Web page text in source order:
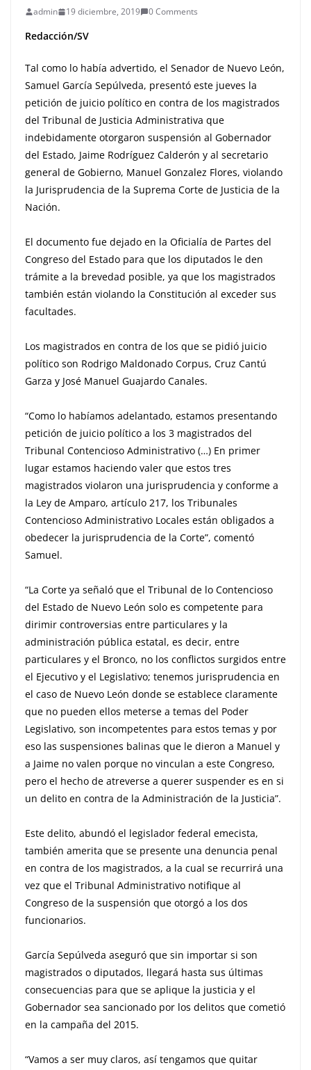
admin 19 diciembre, 2019 0 Comments
Redacción/SV
Tal como lo había advertido, el Senador de Nuevo León,
Samuel García Sepúlveda, presentó este jueves la
petición de juicio político en contra de los magistrados
del Tribunal de Justicia Administrativa que
indebidamente otorgaron suspensión al Gobernador
del Estado, Jaime Rodríguez Calderón y al secretario
general de Gobierno, Manuel Gonzalez Flores, violando
la Jurisprudencia de la Suprema Corte de Justicia de la
Nación.
El documento fue dejado en la Oficialía de Partes del
Congreso del Estado para que los diputados le den
trámite a la brevedad posible, ya que los magistrados
también están violando la Constitución al exceder sus
facultades.
Los magistrados en contra de los que se pidió juicio
político son Rodrigo Maldonado Corpus, Cruz Cantú
Garza y José Manuel Guajardo Canales.
“Como lo habíamos adelantado, estamos presentando
petición de juicio político a los 3 magistrados del
Tribunal Contencioso Administrativo (…) En primer
lugar estamos haciendo valer que estos tres
magistrados violaron una jurisprudencia y conforme a
la Ley de Amparo, artículo 217, los Tribunales
Contencioso Administrativo Locales están obligados a
obedecer la jurisprudencia de la Corte”, comentó
Samuel.
“La Corte ya señaló que el Tribunal de lo Contencioso
del Estado de Nuevo León solo es competente para
dirimir controversias entre particulares y la
administración pública estatal, es decir, entre
particulares y el Bronco, no los conflictos surgidos entre
el Ejecutivo y el Legislativo; tenemos jurisprudencia en
el caso de Nuevo León donde se establece claramente
que no pueden ellos meterse a temas del Poder
Legislativo, son incompetentes para estos temas y por
eso las suspensiones balinas que le dieron a Manuel y
a Jaime no valen porque no vinculan a este Congreso,
pero el hecho de atreverse a querer suspender es en si
un delito en contra de la Administración de la Justicia”.
Este delito, abundó el legislador federal emecista,
también amerita que se presente una denuncia penal
en contra de los magistrados, a la cual se recurrirá una
vez que el Tribunal Administrativo notifique al
Congreso de la suspensión que otorgó a los dos
funcionarios.
García Sepúlveda aseguró que sin importar si son
magistrados o diputados, llegará hasta sus últimas
consecuencias para que se aplique la justicia y el
Gobernador sea sancionado por los delitos que cometió
en la campaña del 2015.
“Vamos a ser muy claros, así tengamos que quitar